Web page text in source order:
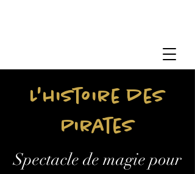
L'histoire des
Pirates
Spectacle de magie pour